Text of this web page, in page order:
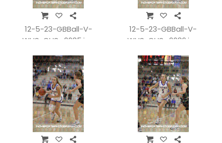
12-5-23-GBBall-V-
WHSvCHS_0235.jpg
12-5-23-GBBall-V-
WHSvCHS_0236.jpg